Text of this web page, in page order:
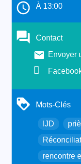
À 13:00
Contact
Envoyer
Mots-Clés
IJD
rencontre